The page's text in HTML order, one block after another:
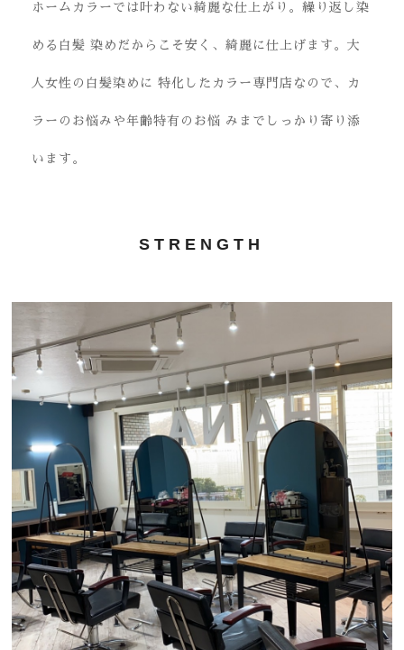
ホームカラーでは叶わない綺麗な仕上がり。繰り返し染
める白髪 染めだからこそ安く、綺麗に仕上げます。大
人女性の白髪染めに 特化したカラー専門店なので、カ
ラーのお悩みや年齢特有のお悩 みまでしっかり寄り添
います。
STRENGTH